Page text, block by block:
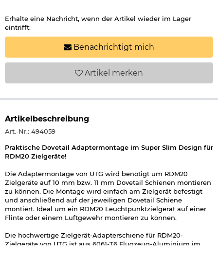
Erhalte eine Nachricht, wenn der Artikel wieder im Lager
eintrifft:
Benachrichtigt mich
Artikel merken
Artikelbeschreibung
Art.-Nr.: 494059
Praktische Dovetail Adaptermontage im Super Slim Design für
RDM20 Zielgeräte!
Die Adaptermontage von UTG wird benötigt um RDM20
Zielgeräte auf 10 mm bzw. 11 mm Dovetail Schienen montieren
zu können. Die Montage wird einfach am Zielgerät befestigt
und anschließend auf der jeweiligen Dovetail Schiene
montiert. Ideal um ein RDM20 Leuchtpunktzielgerät auf einer
Flinte oder einem Luftgewehr montieren zu können.
Die hochwertige Zielgerät-Adapterschiene für RDM20-
Zielgeräte von UTG ist aus 6061-T6 Flugzeug-Aluminium im